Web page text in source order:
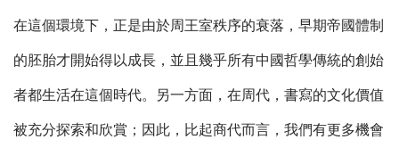
在這個環境下，正是由於周王室秩序的衰落，早期帝國體制
的胚胎才開始得以成長，並且幾乎所有中國哲學傳統的創始
者都生活在這個時代。另一方面，在周代，書寫的文化價值
被充分探索和欣賞；因此，比起商代而言，我們有更多機會